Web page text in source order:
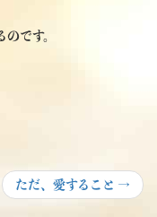
です。
Next
post:
ただ、愛すること →